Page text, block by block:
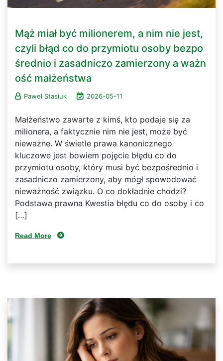
Mąż miał być milionerem, a nim nie jest,
czyli błąd co do przymiotu osoby bezpo
średnio i zasadniczo zamierzony a ważn
ość małżeństwa
Paweł Stasiuk 2026-05-11
Małżeństwo zawarte z kimś, kto podaje się za
milionera, a faktycznie nim nie jest, może być
nieważne. W świetle prawa kanonicznego
kluczowe jest bowiem pojęcie błędu co do
przymiotu osoby, który musi być bezpośrednio i
zasadniczo zamierzony, aby mógł spowodować
nieważność związku. O co dokładnie chodzi?
Podstawa prawna Kwestia błędu co do osoby i co
[…]
Read More